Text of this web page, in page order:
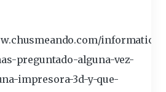
informatica-
preguntado-alguna-vez-
impresora-3d-y-que-